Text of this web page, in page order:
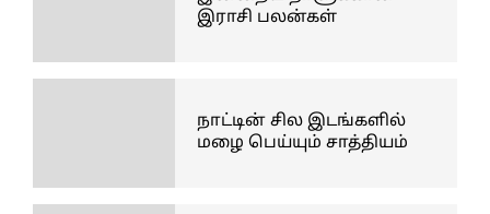
இராசி பலன்கள்
நாட்டின் சில இடங்களில்
மழை பெய்யும் சாத்தியம்